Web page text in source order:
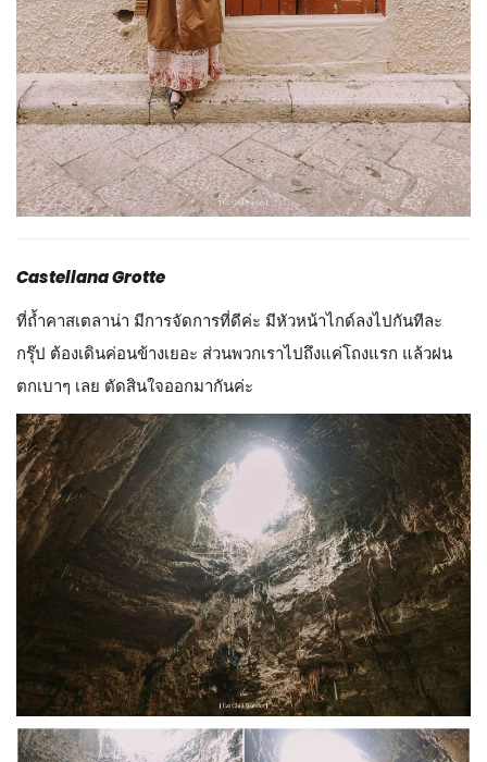
Castellana Grotte
ที่ถ้ำคาสเตลาน่า มีการจัดการที่ดีค่ะ มีหัวหน้าไกด์ลงไปกันทีละ
กรุ๊ป ต้องเดินค่อนข้างเยอะ ส่วนพวกเราไปถึงแค่โถงแรก แล้วฝน
ตกเบาๆ เลย ตัดสินใจออกมากันค่ะ